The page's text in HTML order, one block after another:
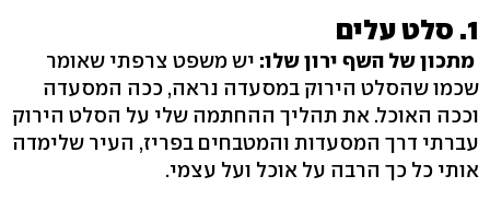
1. סלט עלים
מתכון של השף ירון שלו: יש משפט צרפתי שאומר
שכמו שהסלט הירוק במסעדה נראה, ככה המסעדה
וככה האוכל. את תהליך ההחתמה שלי על הסלט הירוק
עברתי דרך המסעדות והמטבחים בפריז, העיר שלימדה
אותי כל כך הרבה על אוכל ועל עצמי.